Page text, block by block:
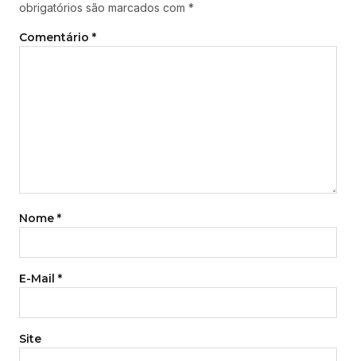
obrigatórios são marcados com *
Comentário *
Nome *
E-Mail *
Site